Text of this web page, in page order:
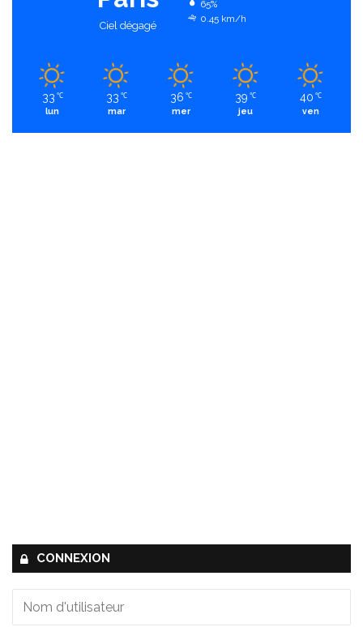
Ciel dégagé
65%
0.45 km/h
33 ℃
lun
33 ℃
mar
36 ℃
mer
39 ℃
jeu
40 ℃
ven
CONNEXION